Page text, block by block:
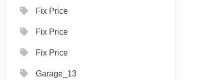
Fix Price
Fix Price
Fix Price
Garage_13